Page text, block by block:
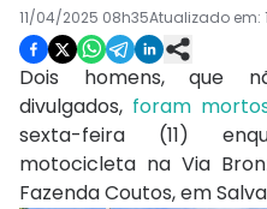
11/04/2025 08h35Atualizado em:
Dois homens, que
divulgados, foram
sexta-feira (11)
motocicleta na Via
Fazenda Coutos, em